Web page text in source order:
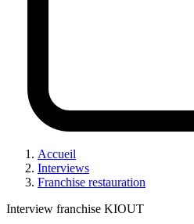
Accueil
Interviews
Franchise restauration
Interview franchise KIOUT